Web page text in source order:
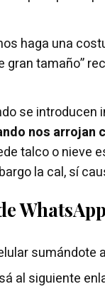
haga una
gran tamaño”
se introducen
nos arrojan
talco o nieve
la cal, sí
sumándote
al siguiente